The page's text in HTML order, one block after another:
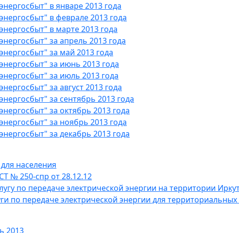
в январе 2013 года
в феврале 2013 года
в марте 2013 года
за апрель 2013 года
за май 2013 года
за июнь 2013 года
за июль 2013 года
за август 2013 года
за сентябрь 2013 года
за октябрь 2013 года
за ноябрь 2013 года
за декабрь 2013 года
населения
№ 250-спр от 28.12.12
по передаче электрической энергии на территории
по передаче электрической энергии для
2013